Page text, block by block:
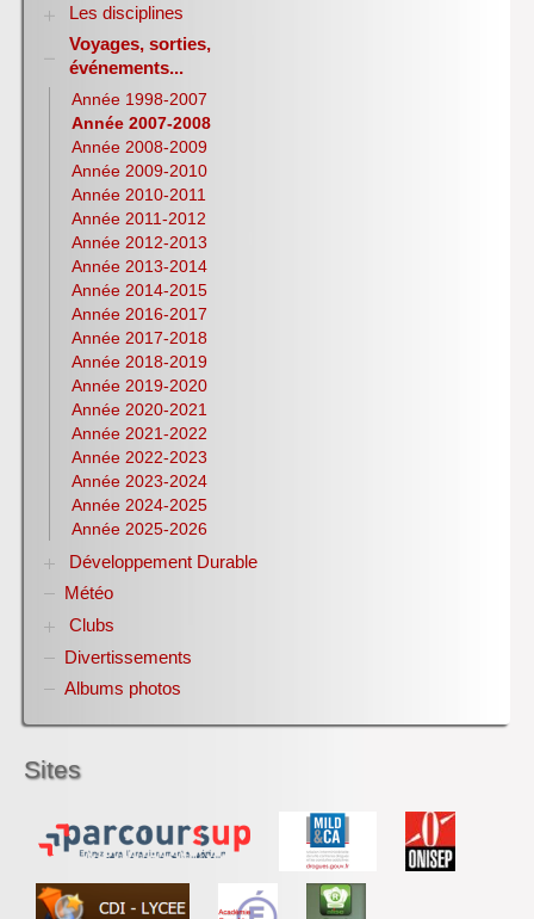
Les disciplines
Allemand
Anglais
Sciences Economiques et Sociales
E.P.S.
Espagnol
Histoire-Géographie
Italien
Lettres
Latin
Mathématiques
NSI
Philosophie
Pix
Physique-Chimie
Notices d’utilisation de logiciels
Olympiades nationales de la chimie
S.T.M.G.
S.N.T.
S.V.T
Lycéens au cinéma
CDI
H.L.P.
Voyages, sorties,
événements...
Année 1998-2007
Année 2007-2008
Année 2008-2009
Année 2009-2010
Année 2010-2011
Année 2011-2012
Année 2012-2013
Année 2013-2014
Année 2014-2015
Année 2016-2017
Année 2017-2018
Année 2018-2019
Année 2019-2020
Année 2020-2021
Année 2021-2022
Année 2022-2023
Année 2023-2024
Année 2024-2025
Année 2025-2026
Développement Durable
Biodiversité
Club bien-être et biodiversité ANNEE DE LA
Conférences organisées par référent culture ROCA
Alain
Copenhague 2009
Recettes...
Ressources
Météo
Clubs
Club ZETETIQUE
Divertissements
Albums photos
Sites